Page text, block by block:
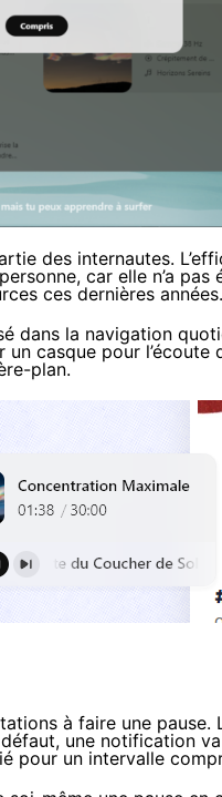
des internautes.
car elle n’a
ces dernières années.
dans la navigation
casque pour l’écoute
plan.
à faire une
une notification
pour un intervalle